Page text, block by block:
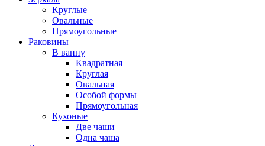
Круглые
Овальные
Прямоугольные
Раковины
В ванну
Квадратная
Круглая
Овальная
Особой формы
Прямоугольная
Кухоные
Две чаши
Одна чаша